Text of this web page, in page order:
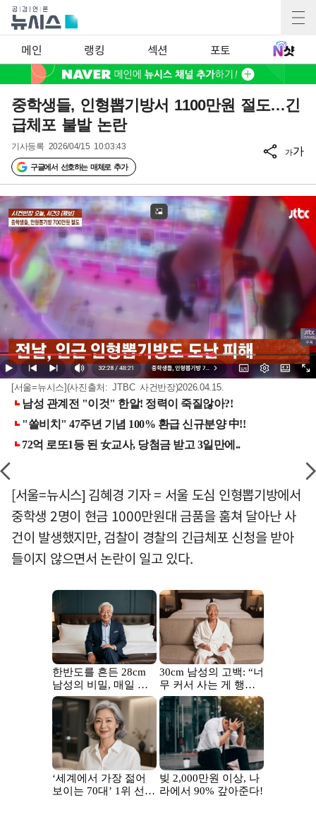
메인 랭킹 섹션 포토
중학생들, 인형뽑기방서 1100만원 절도…긴
급체포 불발 논란
기사등록 2026/04/15 10:03:43
구글에서 선호하는 매체로 추가
가가
[서울=뉴시스](사진출처: JTBC 사건반장)2026.04.15.
[서울=뉴시스] 김혜경 기자 = 서울 도심 인형뽑기방에서
중학생 2명이 현금 1000만원대 금품을 훔쳐 달아난 사
건이 발생했지만, 검찰이 경찰의 긴급체포 신청을 받아
들이지 않으면서 논란이 일고 있다.